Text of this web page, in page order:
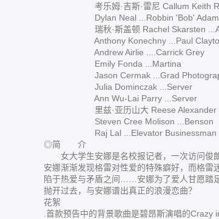
考乐姆·吉斯·雷尼 Callum
Dylan Neal ...Robbin 'Bob'
瑞秋·斯盖顿 Rachel Skarsten
Anthony Konechny ...Paul
Andrew Airlie ....Carrick Grey
Emily Fonda ...Martina
Jason Cermak ...Grad
Julia Dominczak ...Server
Ann Wu-Lai Parry ...Server
里兹·亚历山大 Reese Alexander
Steven Cree Molison ...Benson
Raj Lal ...Elevator Businessman
◎简 介
女大学生安娜是名校报记者，一次访问俊
安娜渐渐发现格雷对性爱的特殊癖好，而格雷
陷于热爱与矛盾之间……安娜为了爱人甘愿踏
抛开过去，与安娜谱出真正的浪漫恋曲？
花絮
.首款预告中的背景歌曲是碧昂斯演唱的